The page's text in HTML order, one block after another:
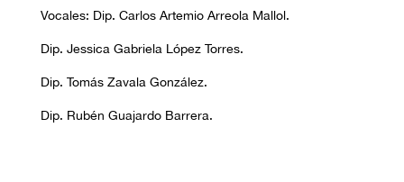
Vocales: Dip. Carlos Artemio Arreola Mallol.
Dip. Jessica Gabriela López Torres.
Dip. Tomás Zavala González.
Dip. Rubén Guajardo Barrera.